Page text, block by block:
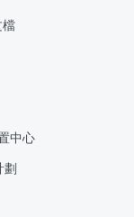
檔
中心
劃